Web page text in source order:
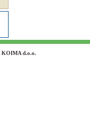
KOIMA d.o.o.